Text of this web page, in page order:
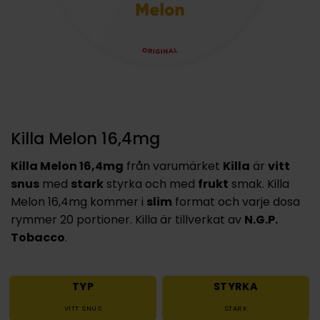
Killa Melon 16,4mg
Killa Melon 16,4mg från varumärket Killa är vitt
snus med stark styrka och med frukt smak. Killa
Melon 16,4mg kommer i slim format och varje dosa
rymmer 20 portioner. Killa är tillverkat av N.G.P.
Tobacco.
TYP
VITT SNUS
STYRKA
STARK